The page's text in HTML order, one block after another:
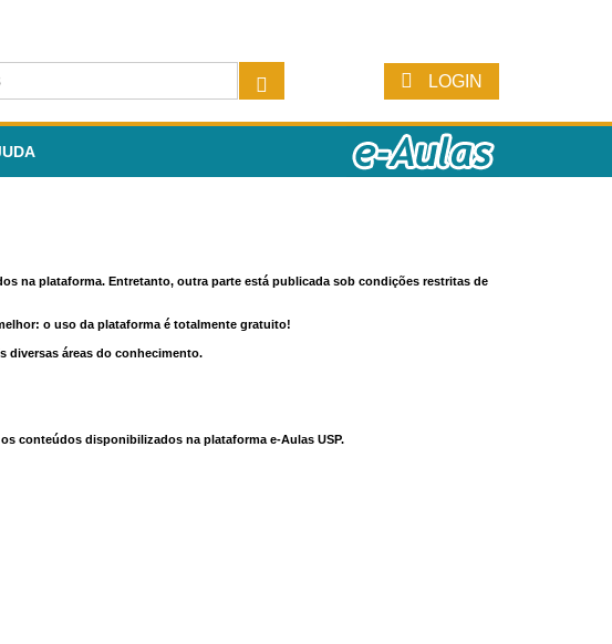
LOGIN
na plataforma. Entretanto, outra parte está publicada sob condições restritas de
o uso da plataforma é totalmente gratuito!
diversas áreas do conhecimento.
conteúdos disponibilizados na plataforma e-Aulas USP.